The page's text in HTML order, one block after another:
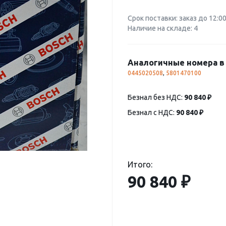
Срок поставки: заказ до
Наличие на складе: 4
Аналогичные номера в
0445020508, 5801470100
Безнал без НДС: 90 840 ₽
Безнал с НДС: 90 840 ₽
Итого:
90 840 ₽